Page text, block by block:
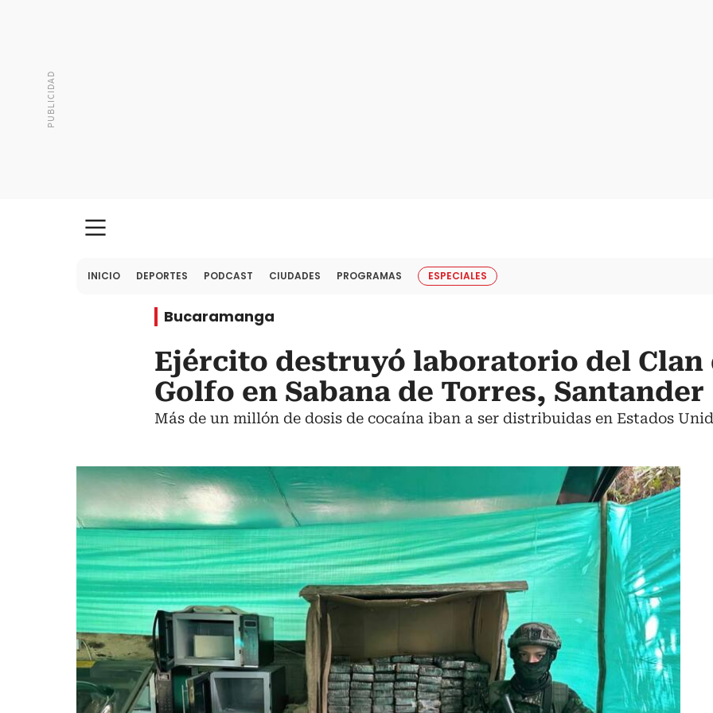
INICIO DEPORTES PODCAST CIUDADES PROGRAMAS ESPECIALES
Bucaramanga
Ejército destruyó laboratorio del Clan
Golfo en Sabana de Torres, Santander
Más de un millón de dosis de cocaína iban a ser distribuidas en Estados